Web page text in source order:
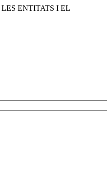
ENTITATS I EL